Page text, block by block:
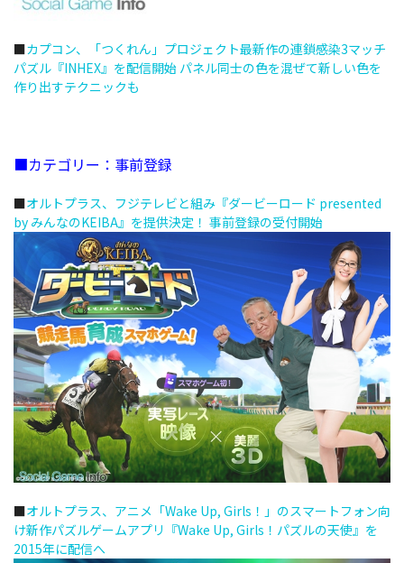
■カプコン、「つくれん」プロジェクト最新作の連鎖感染3マッチ
パズル『INHEX』を配信開始 パネル同士の色を混ぜて新しい色を
作り出すテクニックも
■カテゴリー：事前登録
■オルトプラス、フジテレビと組み『ダービーロード presented
by みんなのKEIBA』を提供決定！ 事前登録の受付開始
■オルトプラス、アニメ「Wake Up, Girls！」のスマートフォン向
け新作パズルゲームアプリ『Wake Up, Girls！パズルの天使』を
2015年に配信へ